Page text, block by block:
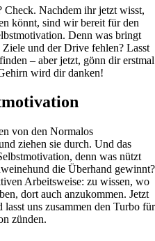
Nachdem ihr jetzt wisst,
könnt, sind wir bereit für den
Denn was bringt
und der Drive fehlen? Lasst
– aber jetzt, gönn dir erstmal
wird dir danken!
von den Normalos
ziehen sie durch. Und das
denn was nützt
die Überhand gewinnt?
Arbeitsweise: zu wissen, wo
dort auch anzukommen. Jetzt
lasst uns zusammen den Turbo für
zünden.